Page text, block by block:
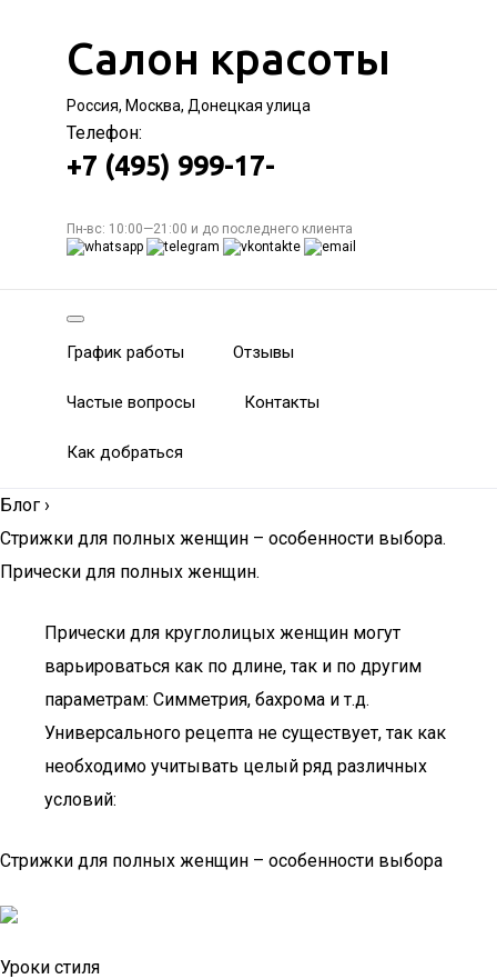
Салон красоты
Россия, Москва, Донецкая улица
Телефон:
+7 (495) 999-17-
Пн-вс: 10:00—21:00 и до последнего клиента
График работы Отзывы
Частые вопросы Контакты
Как добраться
Блог ›
Стрижки для полных женщин – особенности выбора.
Прически для полных женщин.
Прически для круглолицых женщин могут
варьироваться как по длине, так и по другим
параметрам: Симметрия, бахрома и т.д.
Универсального рецепта не существует, так как
необходимо учитывать целый ряд различных
условий:
Стрижки для полных женщин – особенности выбора
Уроки стиля